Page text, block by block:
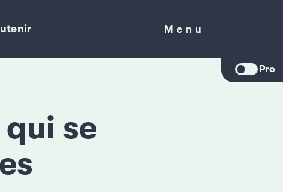
Menu
Menu
Pro
se